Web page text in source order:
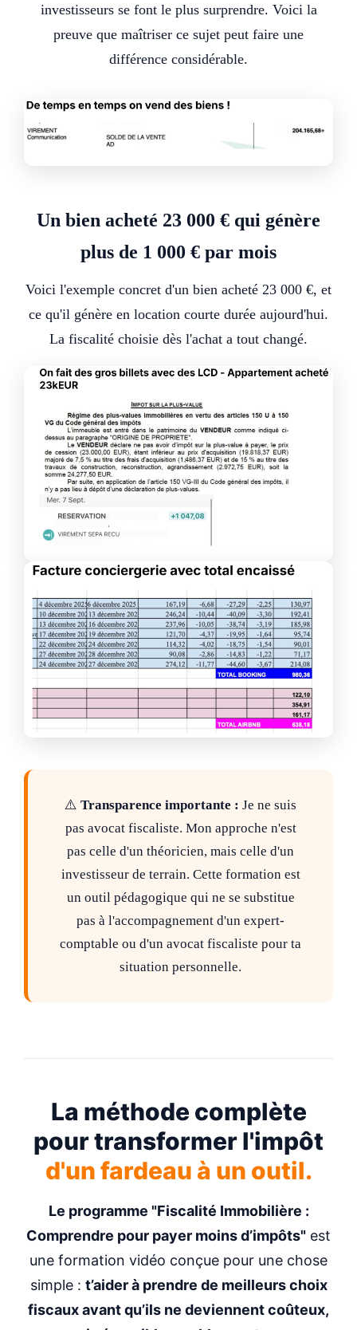
investisseurs se font le plus surprendre. Voici la
preuve que maîtriser ce sujet peut faire une
différence considérable.
Un bien acheté 23 000 € qui génère
plus de 1 000 € par mois
Voici l'exemple concret d'un bien acheté 23 000 €, et
ce qu'il génère en location courte durée aujourd'hui.
La fiscalité choisie dès l'achat a tout changé.
⚠️ Transparence importante : Je ne suis
pas avocat fiscaliste. Mon approche n'est
pas celle d'un théoricien, mais celle d'un
investisseur de terrain. Cette formation est
un outil pédagogique qui ne se substitue
pas à l'accompagnement d'un expert-
comptable ou d'un avocat fiscaliste pour ta
situation personnelle.
La méthode complète
pour transformer l'impôt
d'un fardeau à un outil.
Le programme "Fiscalité Immobilière :
Comprendre pour payer moins d’impôts" est
une formation vidéo conçue pour une chose
simple : t’aider à prendre de meilleurs choix
fiscaux avant qu’ils ne deviennent coûteux,